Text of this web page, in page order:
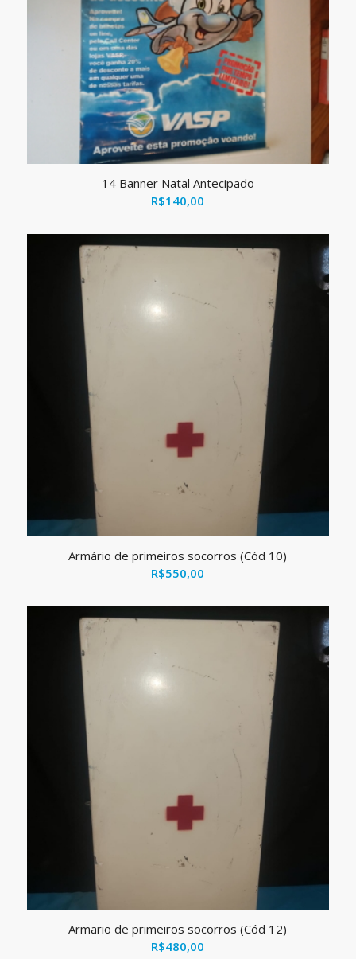
14 Banner Natal Antecipado
R$140,00
Armário de primeiros socorros (Cód 10)
R$550,00
Armario de primeiros socorros (Cód 12)
R$480,00